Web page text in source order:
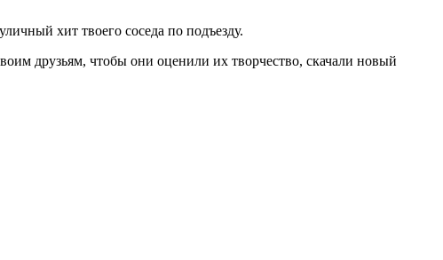
хит твоего соседа по подъезду.
друзьям, чтобы они оценили их творчество, скачали новый